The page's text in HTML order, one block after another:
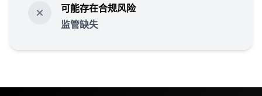
可能存在合规风险
监管缺失